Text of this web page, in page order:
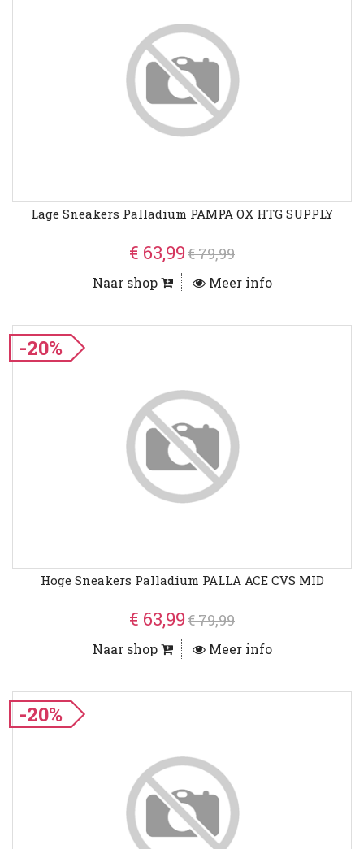
Lage Sneakers Palladium PAMPA OX HTG SUPPLY
€ 63,99€ 79,99
Naar shop Meer info
-20%
Hoge Sneakers Palladium PALLA ACE CVS MID
€ 63,99€ 79,99
Naar shop Meer info
-20%